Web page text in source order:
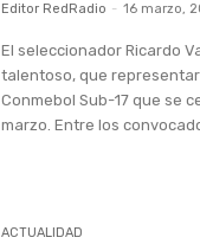
Editor RedRadio - 16 marzo,
El seleccionador Ricardo
talentoso, que
Conmebol Sub-17 que se
marzo. Entre los
ACTUALIDAD